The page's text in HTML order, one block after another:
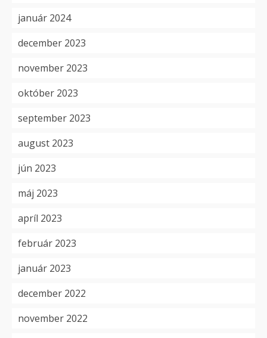
január 2024
december 2023
november 2023
október 2023
september 2023
august 2023
jún 2023
máj 2023
apríl 2023
február 2023
január 2023
december 2022
november 2022